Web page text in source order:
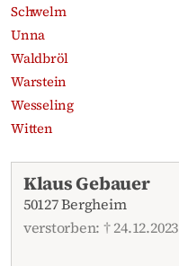
Schwelm
Unna
Waldbröl
Warstein
Wesseling
Witten
Aktuelle Traueranzeigen
Klaus Gebauer
50127 Bergheim
verstorben: † 24.12.2023